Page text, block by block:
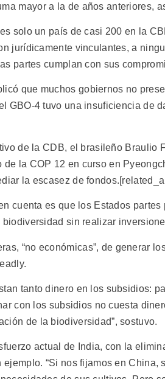
mayor a la de años anteriores,
solo un país de casi 200 en la
jurídicamente vinculantes, a
partes cumplan con sus
que muchos gobiernos no
GBO-4 tuvo una insuficiencia de
de la CDB, el brasileño Braulio
de la COP 12 en curso en
la escasez de
cuenta es que los Estados
sin realizar
“no económicas”, de generar
tanto dinero en los subsidios:
con los subsidios no cuesta
de la biodiversidad”, sostuvo.
actual de India, con la
ejemplo. “Si nos fijamos en